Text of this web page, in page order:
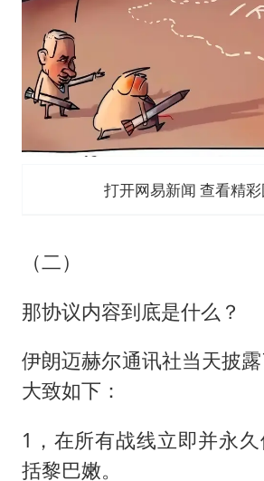
打开网易新闻 查看精
（二）
那协议内容到底是什么？
伊朗迈赫尔通讯社当天披露
大致如下：
1，在所有战线立即并永
括黎巴嫩。